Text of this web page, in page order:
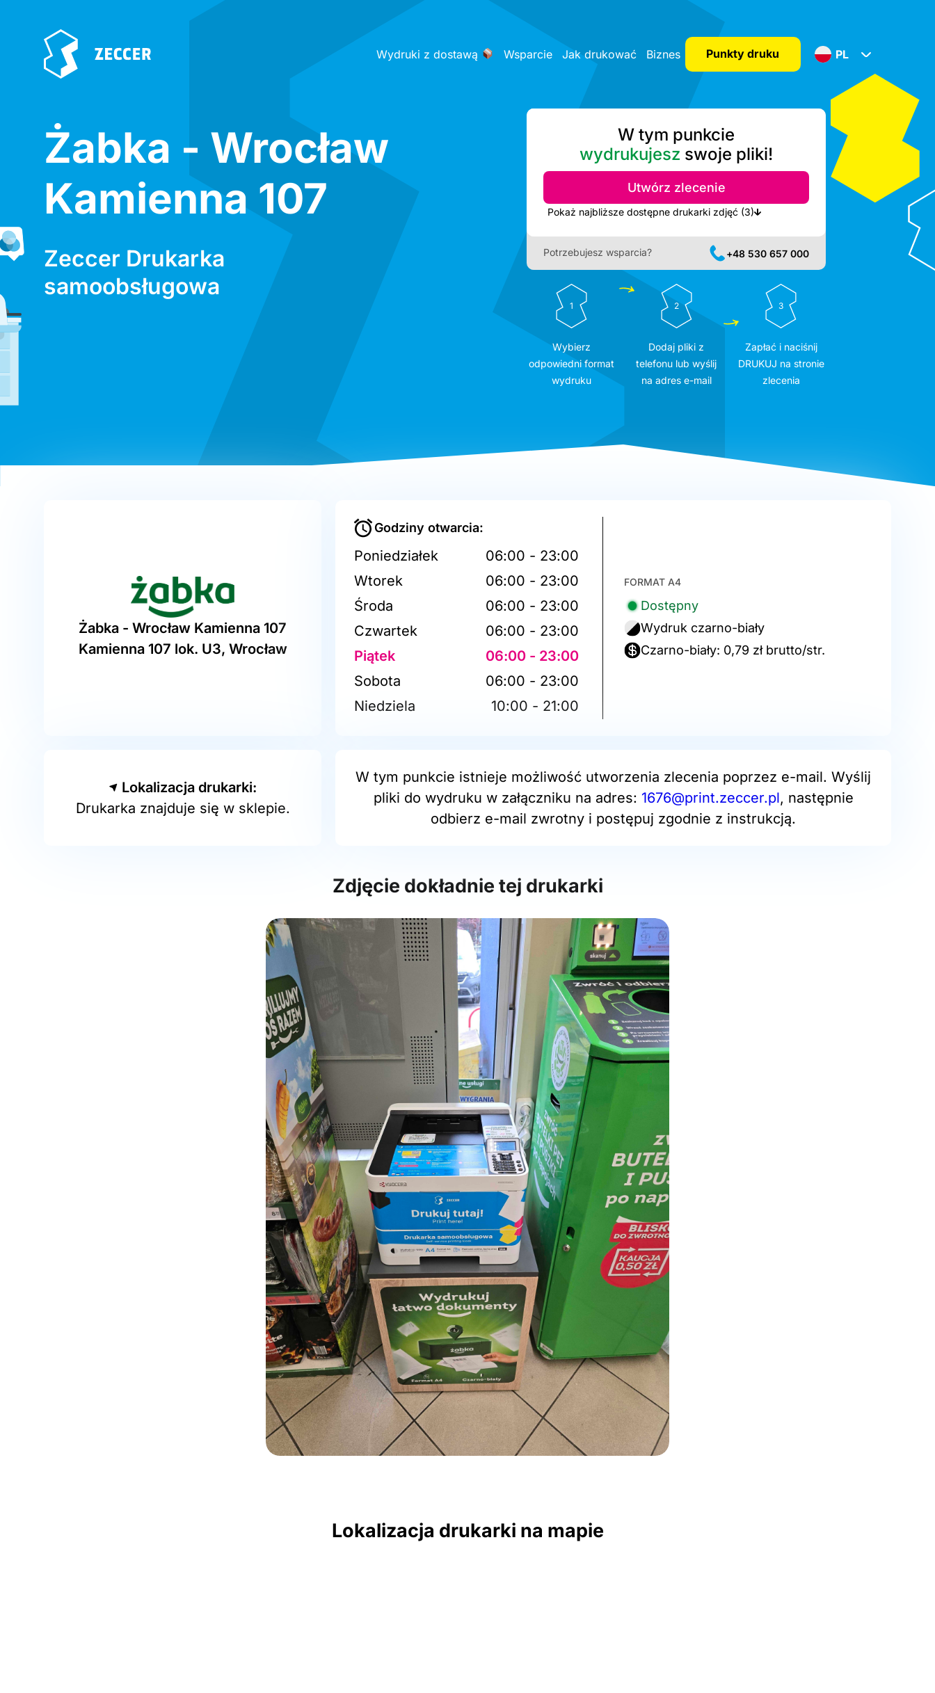
Wydruki z dostawą Wsparcie Jak drukować Biznes Punkty druku PL
Żabka - Wrocław
Kamienna 107
Zeccer Drukarka
samoobsługowa
W tym punkcie
wydrukujesz swoje pliki!
Utwórz zlecenie
Pokaż najbliższe dostępne drukarki zdjęć (3)
Potrzebujesz wsparcia? +48 530 657 000
1
Wybierz
odpowiedni format
wydruku
2
Dodaj pliki z
telefonu lub wyślij
na adres e-mail
3
Zapłać i naciśnij
DRUKUJ na stronie
zlecenia
Żabka - Wrocław Kamienna 107
Kamienna 107 lok. U3, Wrocław
Godziny otwarcia:
Poniedziałek
06:00 - 23:00
Wtorek
06:00 - 23:00
Środa
06:00 - 23:00
Czwartek
06:00 - 23:00
Piątek
06:00 - 23:00
Sobota
06:00 - 23:00
Niedziela
10:00 - 21:00
FORMAT A4
Dostępny
Wydruk czarno-biały
Czarno-biały: 0,79 zł brutto/str.
Lokalizacja drukarki:
Drukarka znajduje się w sklepie.
W tym punkcie istnieje możliwość utworzenia zlecenia poprzez e-mail. Wyślij
pliki do wydruku w załączniku na adres: 1676@print.zeccer.pl, następnie
odbierz e-mail zwrotny i postępuj zgodnie z instrukcją.
Zdjęcie dokładnie tej drukarki
Lokalizacja drukarki na mapie